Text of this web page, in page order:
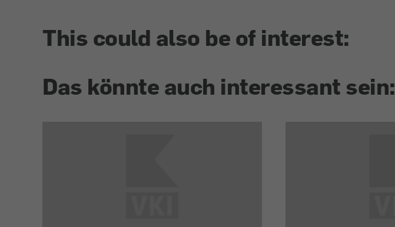
This could also be of interest:
Das könnte auch interessant sein: